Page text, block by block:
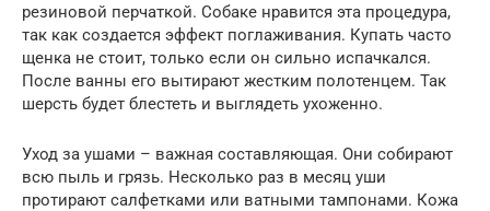
резиновой перчаткой. Собаке нравится эта процедура,
так как создается эффект поглаживания. Купать часто
щенка не стоит, только если он сильно испачкался.
После ванны его вытирают жестким полотенцем. Так
шерсть будет блестеть и выглядеть ухоженно.
Уход за ушами – важная составляющая. Они собирают
всю пыль и грязь. Несколько раз в месяц уши
протирают салфетками или ватными тампонами. Кожа